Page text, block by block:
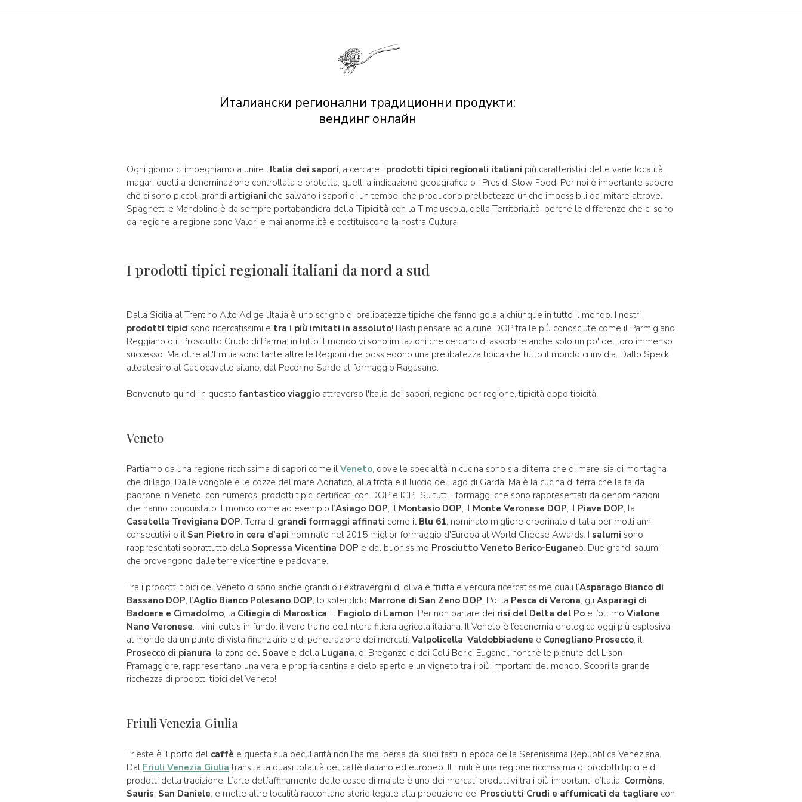
Италиански регионални традиционни продукти:
вендинг онлайн
Ogni giorno ci impegniamo a unire l'Italia dei sapori, a cercare i prodotti tipici regionali italiani più caratteristici delle varie località,
magari quelli a denominazione controllata e protetta, quelli a indicazione geoagrafica o i Presidi Slow Food. Per noi è importante sapere
che ci sono piccoli grandi artigiani che salvano i sapori di un tempo, che producono prelibatezze uniche impossibili da imitare altrove.
Spaghetti e Mandolino è da sempre portabandiera della Tipicità con la T maiuscola, della Territorialità, perché le differenze che ci sono
da regione a regione sono Valori e mai anormalità e costituiscono la nostra Cultura.
I prodotti tipici regionali italiani da nord a sud
Dalla Sicilia al Trentino Alto Adige l'Italia è uno scrigno di prelibatezze tipiche che fanno gola a chiunque in tutto il mondo. I nostri
prodotti tipici sono ricercatissimi e tra i più imitati in assoluto! Basti pensare ad alcune DOP tra le più conosciute come il Parmigiano
Reggiano o il Prosciutto Crudo di Parma: in tutto il mondo vi sono imitazioni che cercano di assorbire anche solo un po' del loro immenso
successo. Ma oltre all'Emilia sono tante altre le Regioni che possiedono una prelibatezza tipica che tutto il mondo ci invidia. Dallo Speck
altoatesino al Caciocavallo silano, dal Pecorino Sardo al formaggio Ragusano.
Benvenuto quindi in questofantastico viaggio attraverso l'Italia dei sapori, regione per regione, tipicità dopo tipicità.
Veneto
Partiamo da una regione ricchissima di sapori come ilVeneto, dove le specialità in cucina sono sia di terra che di mare, sia di montagna
che di lago. Dalle vongole e le cozze del mare Adriatico, alla trota e il luccio del lago di Garda. Ma è la cucina di terra che la fa da
padrone in Veneto, con numerosi prodotti tipici certificati con DOP e IGP. Su tutti i formaggi che sono rappresentati da denominazioni
che hanno conquistato il mondo come ad esempio l’Asiago DOP, il Montasio DOP, il Monte Veronese DOP, il Piave DOP, la
Casatella Trevigiana DOP. Terra di grandi formaggi affinati come il Blu 61, nominato migliore erborinato d'Italia per molti anni
consecutivi o il San Pietro in cera d'api nominato nel 2015 miglior formaggio d'Europa al World Cheese Awards. I salumi sono
rappresentati soprattutto dalla Sopressa Vicentina DOP e dal buonissimo Prosciutto Veneto Berico-Euganeo. Due grandi salumi
che provengono dalle terre vicentine e padovane.
Tra i prodotti tipici del Veneto ci sono anche grandi oli extravergini di oliva e frutta e verdura ricercatissime quali l’Asparago Bianco di
Bassano DOP, l’Aglio Bianco Polesano DOP, lo splendido Marrone di San Zeno DOP. Poi la Pesca di Verona, gliAsparagi di
Badoere e Cimadolmo, la Ciliegia di Marostica, il Fagiolo di Lamon. Per non parlare dei risi del Delta del Po e l’ottimoVialone
Nano Veronese. I vini, dulcis in fundo: il vero traino dell'intera filiera agricola italiana. Il Veneto è l’economia enologica oggi più esplosiva
al mondo da un punto di vista finanziario e di penetrazione dei mercati.Valpolicella,Valdobbiadene e Conegliano Prosecco, il
Prosecco di pianura, la zona del Soave e della Lugana, di Breganze e dei Colli Berici Euganei, nonchè le pianure del Lison
Pramaggiore, rappresentano una vera e propria cantina a cielo aperto e un vigneto tra i più importanti del mondo. Scopri la grande
ricchezza di prodotti tipici del Veneto!
Friuli Venezia Giulia
Trieste è il porto del caffè e questa sua peculiarità non l’ha mai persa dai suoi fasti in epoca della Serenissima Repubblica Veneziana.
Dal Friuli Venezia Giulia transita la quasi totalità del caffè italiano ed europeo. Il Friuli è una regione ricchissima di prodotti tipici e di
prodotti della tradizione. L’arte dell’affinamento delle cosce di maiale è uno dei mercati produttivi tra i più importanti d’Italia: Cormòns,
Sauris, San Daniele, e molte altre località raccontano storie legate alla produzione dei Prosciutti Crudi e affumicati da tagliare con